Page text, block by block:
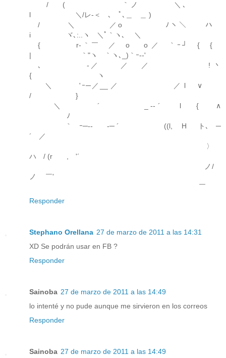
/ ( ｀ノ ＼､
l ＼/レ-＜ ､ ﾟ､＿ ＿ )
/ ＼ ／o ﾉヽ＼ ハ
i ヾ､:..ヽ ＼ﾟ｀ヽ､ ＼
{ r‐｀￣ ／ o o ／ ｀ｰ┘ { {
| ｀"ヽ ｀ヽ､_)｀ｰ--'
､ ゝ-／ ／ ／ ! 丶
{ ヽ
＼ 'ｰ─／__ ／ ／ l ∨
/ }
＼ ´ _ -‐ ´ l { ∧
ﾉ
｀ ｰ─-- -─ ´ ((l, H ト､ゝ─
´ ／
〉
ハ / (r , '´
ゝノ/
ノ ￣'
￣
Responder
Stephano Orellana 27 de marzo de 2011 a las 14:31
XD Se podrán usar en FB ?
Responder
Sainoba 27 de marzo de 2011 a las 14:49
lo intenté y no pude aunque me sirvieron en los correos
Responder
Sainoba 27 de marzo de 2011 a las 14:49